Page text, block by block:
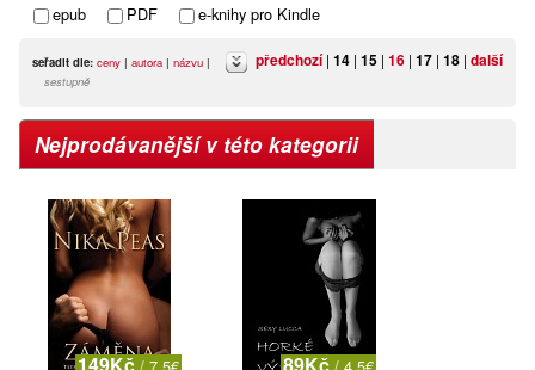
epub PDF e-knihy pro Kindle
předchozí| 14 | 15 | 16 | 17 | 18 | další
seřadit dle: ceny | autora | názvu |
sestupně
Nejprodávanější v této kategorii
149Kč 89Kč